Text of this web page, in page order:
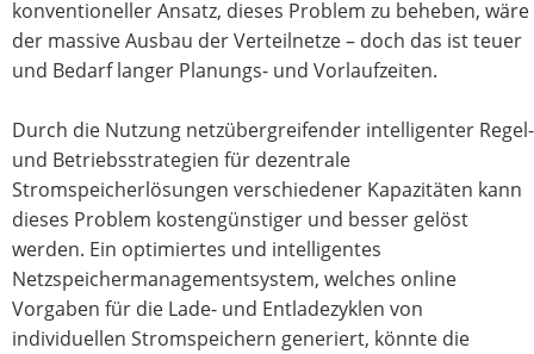
konventioneller Ansatz, dieses Problem zu beheben, wäre
der massive Ausbau der Verteilnetze – doch das ist teuer
und Bedarf langer Planungs- und Vorlaufzeiten.
Durch die Nutzung netzübergreifender intelligenter Regel-
und Betriebsstrategien für dezentrale
Stromspeicherlösungen verschiedener Kapazitäten kann
dieses Problem kostengünstiger und besser gelöst
werden. Ein optimiertes und intelligentes
Netzspeichermanagementsystem, welches online
Vorgaben für die Lade- und Entladezyklen von
individuellen Stromspeichern generiert, könnte die